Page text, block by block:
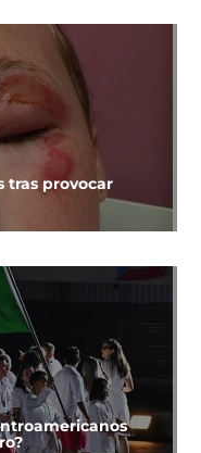
tras provocar